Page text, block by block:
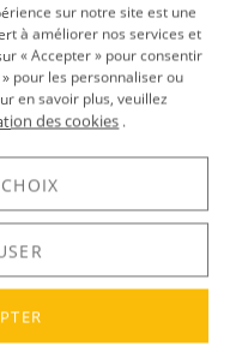
sur notre site est une
à améliorer nos services et
« Accepter » pour consentir
pour les personnaliser ou
en savoir plus, veuillez
des cookies .